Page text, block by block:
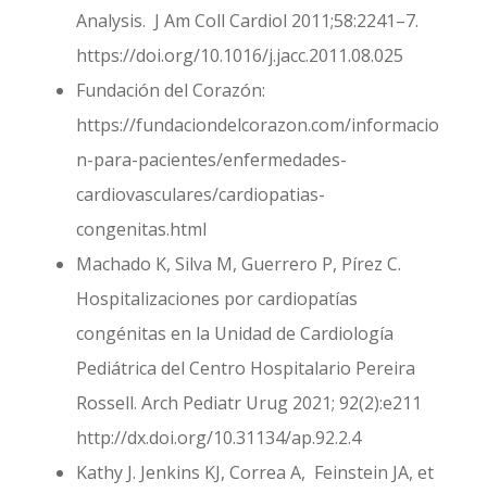
Analysis. J Am Coll Cardiol 2011;58:2241–7.
https://doi.org/10.1016/j.jacc.2011.08.025
Fundación del Corazón:
https://fundaciondelcorazon.com/informacio
n-para-pacientes/enfermedades-
cardiovasculares/cardiopatias-
congenitas.html
Machado K, Silva M, Guerrero P, Pírez C.
Hospitalizaciones por cardiopatías
congénitas en la Unidad de Cardiología
Pediátrica del Centro Hospitalario Pereira
Rossell. Arch Pediatr Urug 2021; 92(2):e211
http://dx.doi.org/10.31134/ap.92.2.4
Kathy J. Jenkins KJ, Correa A, Feinstein JA, et